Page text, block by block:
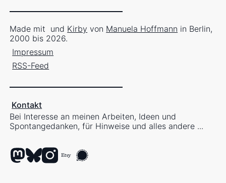
Made mit und Kirby von Manuela Hoffmann in Berlin,
2000 bis 2026.
Impressum
RSS-Feed
Kontakt
Bei Interesse an meinen Arbeiten, Ideen und
Spontangedanken, für Hinweise und alles andere ...